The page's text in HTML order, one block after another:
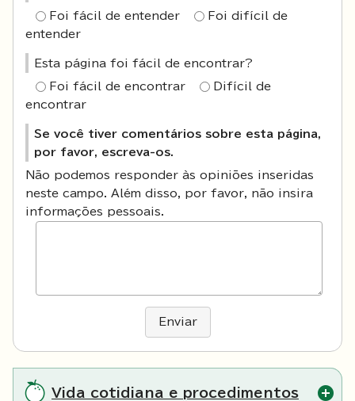
Foi fácil de entender
Foi difícil de
entender
Esta página foi fácil de encontrar?
Foi fácil de encontrar
Difícil de
encontrar
Se você tiver comentários sobre esta página,
por favor, escreva-os.
Não podemos responder às opiniões inseridas
neste campo. Além disso, por favor, não insira
informações pessoais.
Enviar
Vida cotidiana e procedimentos